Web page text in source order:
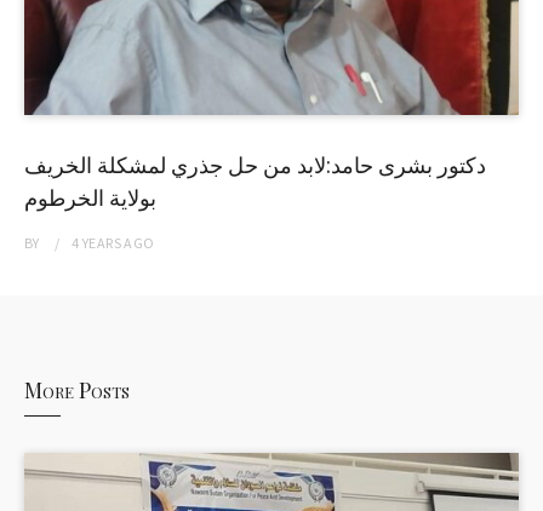
دكتور بشرى حامد:لابد من حل جذري لمشكلة الخريف
بولاية الخرطوم
BY 4 YEARSAGO
More Posts